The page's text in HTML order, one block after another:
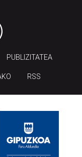
PUBLIZITATEA
RSS